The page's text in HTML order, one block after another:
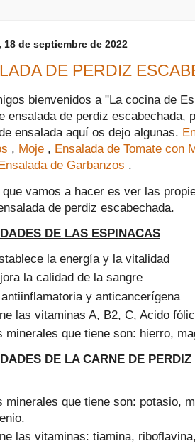
de septiembre de 2022
DE PERDIZ
bienvenidos a "La cocina de
ensalada de perdiz escabechada,
ensalada aquí os dejo algunas.
, Moje , Ensalada de Tomate con
Ensalada de Garbanzos .
vamos a hacer es ver las
de perdiz escabechada.
DE LAS ESPINACAS
la energía y la vitalidad
la calidad de la sangre
y anticancerígena
las vitaminas A, B2, C, Acido
minerales que tiene son: hierro,
DE LA CARNE DE PERDIZ
minerales que tiene son: potasio,
las vitaminas: tiamina,